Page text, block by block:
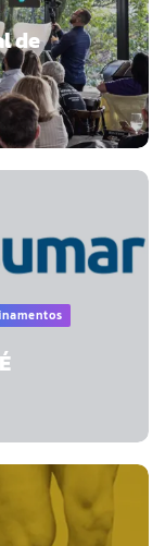
de